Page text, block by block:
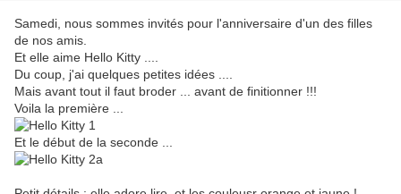
Samedi, nous sommes invités pour l'anniversaire d'un des filles
de nos amis.
Et elle aime Hello Kitty ....
Du coup, j'ai quelques petites idées ....
Mais avant tout il faut broder ... avant de finitionner !!!
Voila la première ...
Et le début de la seconde ...